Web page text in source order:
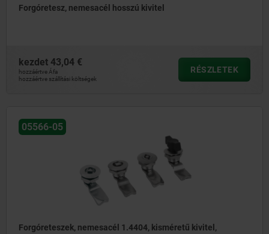
Forgóretesz, nemesacél hosszú kivitel
kezdet 43,04 €
hozzáértve Áfa
hozzáértve szállítási költségek
RÉSZLETEK
05566-05
Forgóreteszek, nemesacél 1.4404, kisméretű kivitel,